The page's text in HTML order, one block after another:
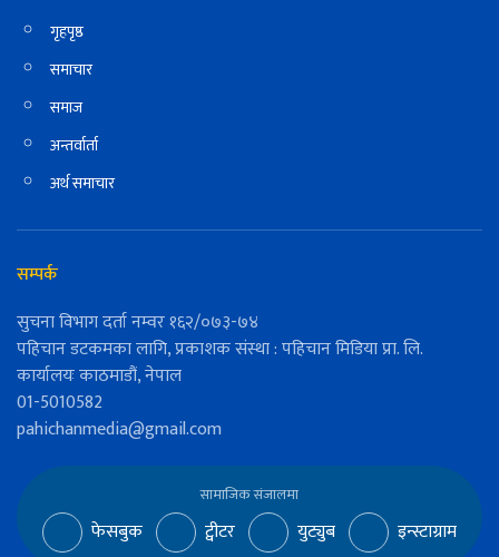
गृहपृष्ठ
समाचार
समाज
अन्तर्वार्ता
अर्थ समाचार
सम्पर्क
सुचना विभाग दर्ता नम्वर १६२/०७३-७४
पहिचान डटकमका लागि, प्रकाशक संस्था : पहिचान मिडिया प्रा. लि.
कार्यालयः काठमाडौं, नेपाल
01-5010582
pahichanmedia@gmail.com
सामाजिक संजालमा
फेसबुक ट्वीटर युट्युब इन्स्टाग्राम